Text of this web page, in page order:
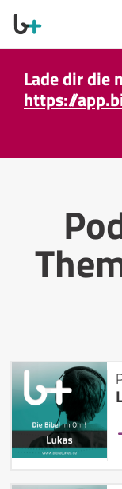
Lade dir die
https://